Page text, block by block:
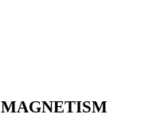
MAGNETISM